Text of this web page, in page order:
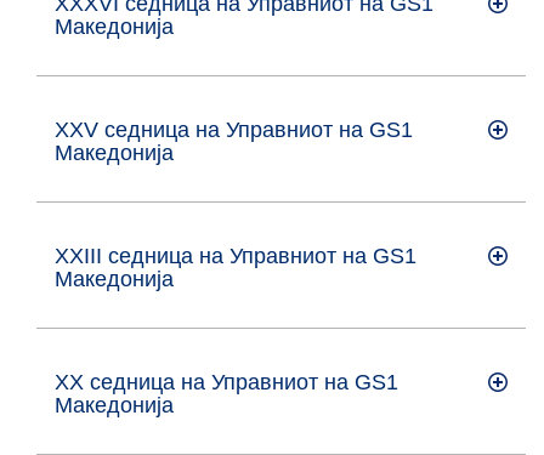
Maкедонија
XXV седница на Управниот на GS1
Maкедонија
XXIII седница на Управниот на GS1
Maкедонија
XX седница на Управниот на GS1
Maкедонија